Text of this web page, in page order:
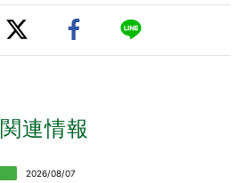
関連情報
2026/08/07